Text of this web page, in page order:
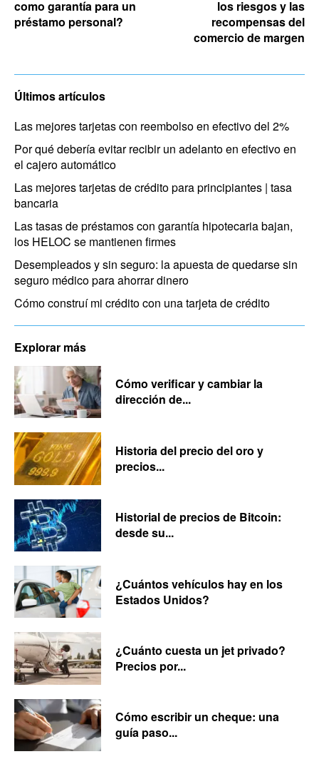
como garantía para un
préstamo personal?
los riesgos y las
recompensas del
comercio de margen
Últimos artículos
Las mejores tarjetas con reembolso en efectivo del 2%
Por qué debería evitar recibir un adelanto en efectivo en
el cajero automático
Las mejores tarjetas de crédito para principiantes | tasa
bancaria
Las tasas de préstamos con garantía hipotecaria bajan,
los HELOC se mantienen firmes
Desempleados y sin seguro: la apuesta de quedarse sin
seguro médico para ahorrar dinero
Cómo construí mi crédito con una tarjeta de crédito
Explorar más
Cómo verificar y cambiar la
dirección de...
Historia del precio del oro y
precios...
Historial de precios de Bitcoin:
desde su...
¿Cuántos vehículos hay en los
Estados Unidos?
¿Cuánto cuesta un jet privado?
Precios por...
Cómo escribir un cheque: una
guía paso...